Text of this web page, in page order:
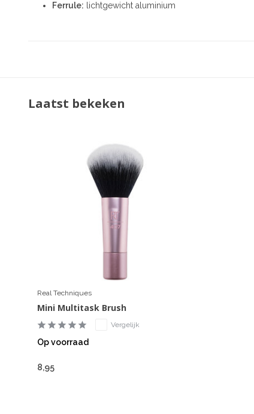
Ferrule: lichtgewicht aluminium
Laatst bekeken
Real Techniques
Mini Multitask Brush
Vergelijk
Op voorraad
8,95